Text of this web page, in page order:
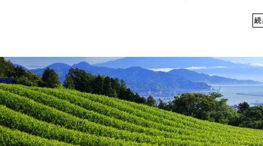
続